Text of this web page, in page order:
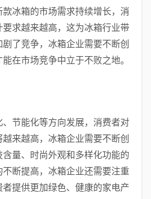
冰箱的市场需求持续增长，消
求越来越高，这为冰箱行业带
了竞争，冰箱企业需要不断创
在市场竞争中立于不败之地。
节能化等方向发展，消费者对
来越高，冰箱企业需要不断创
量、时尚外观和多样化功能的
断提高，冰箱企业还需要注重
提供更加绿色、健康的家电产